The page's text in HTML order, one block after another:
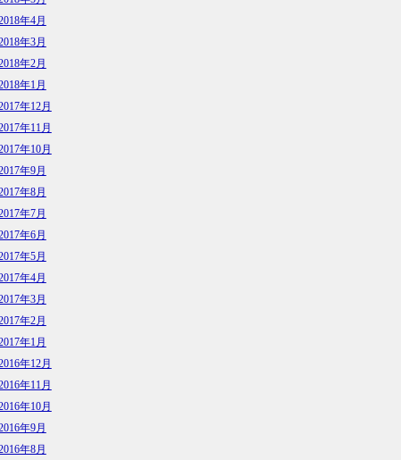
年4月
年3月
年2月
年1月
年12月
年11月
年10月
年9月
年8月
年7月
年6月
年5月
年4月
年3月
年2月
年1月
年12月
年11月
年10月
年9月
年8月